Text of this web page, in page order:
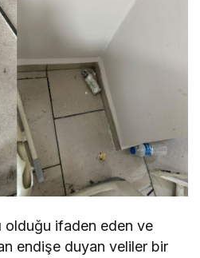
olduğu ifaden eden ve
endişe duyan veliler bir